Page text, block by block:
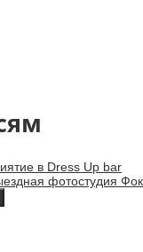
в Dress Up bar
фотостудия